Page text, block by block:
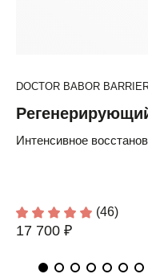
DOCTOR BABOR
Интенсивное
(46)
17 700 ₽